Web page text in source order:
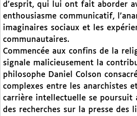
d’esprit, qui lui ont fait aborder
enthousiasme communicatif,
imaginaires sociaux et les
communautaires.
Commencée aux confins de la
signale malicieusement la
philosophe Daniel Colson
complexes entre les anarchistes
carrière intellectuelle se poursuit
des recherches sur la presse des